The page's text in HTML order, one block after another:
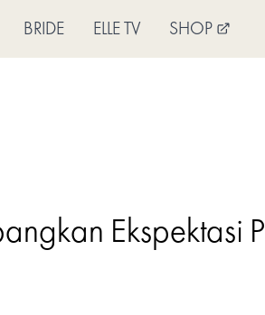
BRIDE ELLE TV SHOP
Ekspektasi